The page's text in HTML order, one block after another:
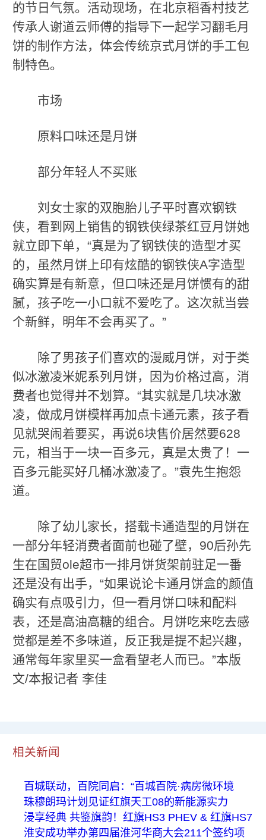
的节日气氛。活动现场，在北京稻香村技艺
传承人谢道云师傅的指导下一起学习翻毛月
饼的制作方法，体会传统京式月饼的手工包
制特色。
市场
原料口味还是月饼
部分年轻人不买账
刘女士家的双胞胎儿子平时喜欢钢铁
侠，看到网上销售的钢铁侠绿茶红豆月饼她
就立即下单，“真是为了钢铁侠的造型才买
的，虽然月饼上印有炫酷的钢铁侠A字造型
确实算是有新意，但口味还是月饼惯有的甜
腻，孩子吃一小口就不爱吃了。这次就当尝
个新鲜，明年不会再买了。”
除了男孩子们喜欢的漫威月饼，对于类
似冰激凌米妮系列月饼，因为价格过高，消
费者也觉得并不划算。“其实就是几块冰激
凌，做成月饼模样再加点卡通元素，孩子看
见就哭闹着要买，再说6块售价居然要628
元，相当于一块一百多元，真是太贵了！一
百多元能买好几桶冰激凌了。”袁先生抱怨
道。
除了幼儿家长，搭载卡通造型的月饼在
一部分年轻消费者面前也碰了壁，90后孙先
生在国贸ole超市一排月饼货架前驻足一番
还是没有出手，“如果说论卡通月饼盒的颜值
确实有点吸引力，但一看月饼口味和配料
表，还是高油高糖的组合。月饼吃来吃去感
觉都是差不多味道，反正我是提不起兴趣，
通常每年家里买一盒看望老人而已。”本版
文/本报记者 李佳
相关新闻
百城联动，百院同启：“百城百院·病房微环境
珠穆朗玛计划见证红旗天工08的新能源实力
浸享经典 共鉴旗韵！红旗HS3 PHEV & 红旗HS7
淮安成功举办第四届淮河华商大会211个签约项